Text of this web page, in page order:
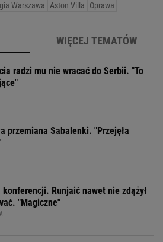
Warszawa Aston Villa Oprawa
WIĘCEJ TEMATÓW
radzi mu nie wracać do Serbii. "To
przemiana Sabalenki. "Przejęła
konferencji. Runjaić nawet nie zdążył
"Magiczne"